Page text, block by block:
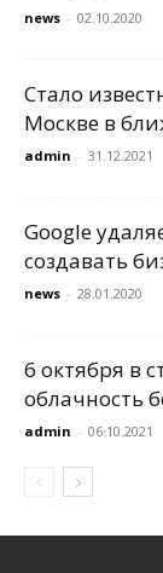
news - 02.10.2020
Стало
Москве в
admin - 31.12.2021
Google
создавать
news - 28.01.2020
6 октября в
облачность
admin - 06.10.2021